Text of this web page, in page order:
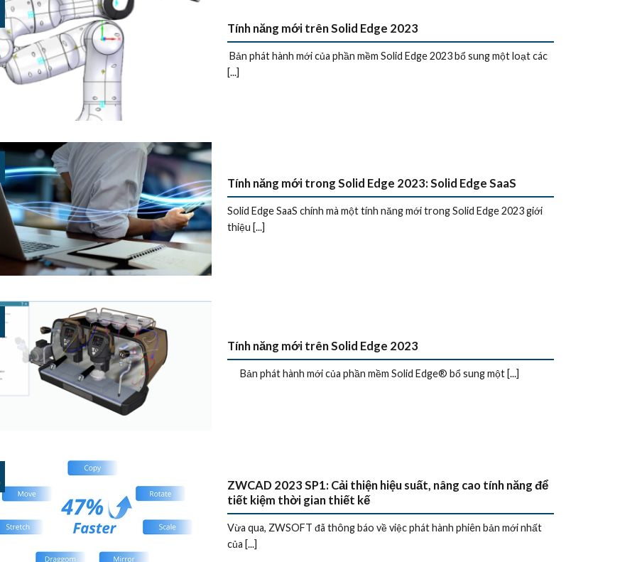
Tính năng mới trên Solid Edge 2023
Bản phát hành mới của phần mềm Solid Edge 2023 bổ sung một loạt các
[...]
Tính năng mới trong Solid Edge 2023: Solid Edge SaaS
Solid Edge SaaS chính mà một tính năng mới trong Solid Edge 2023 giới
thiệu [...]
Tính năng mới trên Solid Edge 2023
Bản phát hành mới của phần mềm Solid Edge® bổ sung một [...]
ZWCAD 2023 SP1: Cải thiện hiệu suất, nâng cao tính năng để
tiết kiệm thời gian thiết kế
Vừa qua, ZWSOFT đã thông báo về việc phát hành phiên bản mới nhất
của [...]